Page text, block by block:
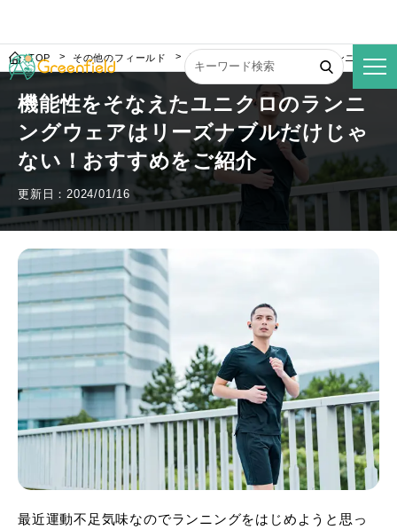
TOP その他のフィールド 機能性をそなえたユニクロのランニングウ
機能性をそなえたユニクロのランニ
ングウェアはリーズナブルだけじゃ
ない！おすすめをご紹介
更新日：2024/01/16
最近運動不足気味なのでランニングをはじめようと思っ